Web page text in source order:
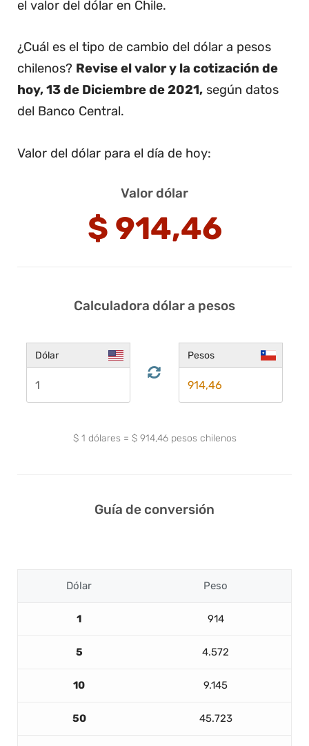
el valor del dólar en Chile.
¿Cuál es el tipo de cambio del dólar a pesos
chilenos? Revise el valor y la cotización de
hoy, 13 de Diciembre de 2021, según datos
del Banco Central.
Valor del dólar para el día de hoy:
Valor dólar
$ 914,46
Calculadora dólar a pesos
Dólar Pesos
$ 1 dólares = $ 914,46pesos chilenos
Guía de conversión
Dólar Peso
1 914
5 4.572
10 9.145
50 45.723